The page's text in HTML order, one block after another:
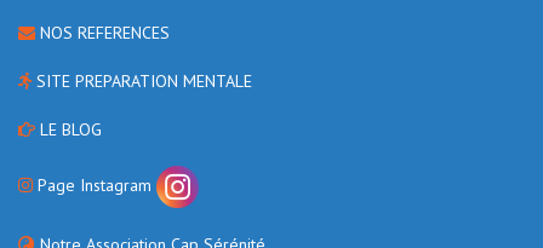
NOS REFERENCES
SITE PREPARATION MENTALE
LE BLOG
Page Instagram